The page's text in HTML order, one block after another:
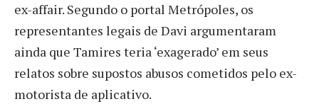
ex-affair. Segundo o portal Metrópoles, os
representantes legais de Davi argumentaram
ainda que Tamires teria ‘exagerado’ em seus
relatos sobre supostos abusos cometidos pelo ex-
motorista de aplicativo.